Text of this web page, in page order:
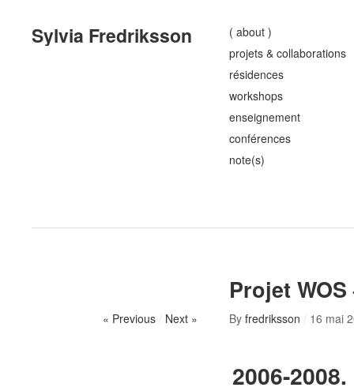
Sylvia Fredriksson
( about )
projets & collaborations
résidences
workshops
enseignement
conférences
note(s)
Projet
« Previous / Next » By fredriksson / 16 mai
2006-